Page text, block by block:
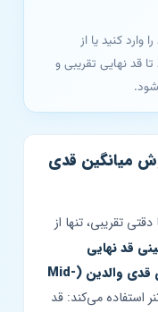
کنید یا از
نهایی تقریبی و
قدی
تنها از
نهایی
میانگین قدی والدین (Mid-
می‌کند: قد